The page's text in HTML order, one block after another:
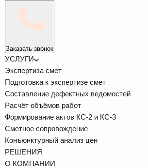
Заказать звонок
УСЛУГИ
Экспертиза смет
Подготовка к экспертизе смет
Составление дефектных ведомостей
Расчёт объёмов работ
Формирование актов КС-2 и КС-3
Сметное сопровождение
Конъюнктурный анализ цен
РЕШЕНИЯ
О КОМПАНИИ